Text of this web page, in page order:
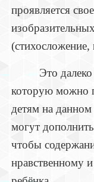
проявляется
(стихосложение,
Это
которую можно
детям на данном
могут
чтобы
нравственному